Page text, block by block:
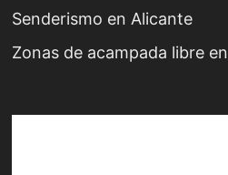
Senderismo en Alicante
Zonas de acampada libre